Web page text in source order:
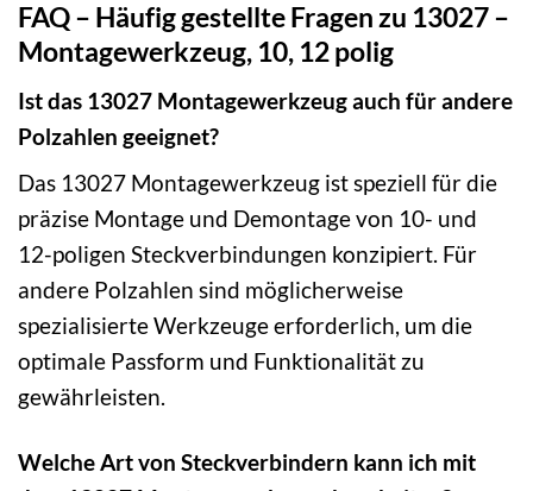
FAQ – Häufig gestellte Fragen zu 13027 –
Montagewerkzeug, 10, 12 polig
Ist das 13027 Montagewerkzeug auch für andere
Polzahlen geeignet?
Das 13027 Montagewerkzeug ist speziell für die
präzise Montage und Demontage von 10- und
12-poligen Steckverbindungen konzipiert. Für
andere Polzahlen sind möglicherweise
spezialisierte Werkzeuge erforderlich, um die
optimale Passform und Funktionalität zu
gewährleisten.
Welche Art von Steckverbindern kann ich mit